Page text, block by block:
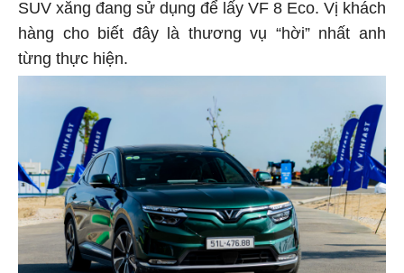
SUV xăng đang sử dụng để lấy VF 8 Eco. Vị khách
hàng cho biết đây là thương vụ “hời” nhất anh
từng thực hiện.